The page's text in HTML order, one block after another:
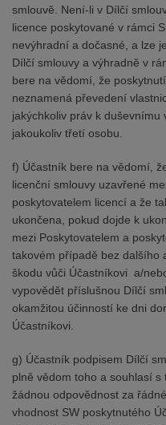
smlouvě. Není-li v Dílčí
licence poskytované v rámci
nevýhradní a dočasné, a lze
Dílčí smlouvy a výhradně v
bere na vědomí, že
neznamená převedení
jakýchkoliv práv k
jakoukoliv třetí osobu.
f) Účastník bere na vědomí,
licenční smlouvy uzavřené
poskytovatelem licencí a že
ukončena, pokud dojde k
mezi Poskytovatelem a
takovém případě bez dalšího
škodu vůči Účastníkovi a/
vypovědět příslušnou Dílčí
okamžitou účinností ke dni
Účastníkovi.
g) Účastník podpisem Dílčí
plně vědom toho a souhlasí
žádnou odpovědnost za
vhodnost SW poskytnutého